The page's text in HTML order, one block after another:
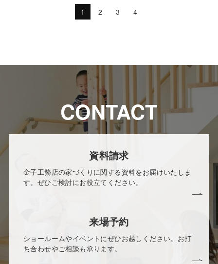
1 2 3 4
CONTACT
資料請求
金子工務店の家づくりに関する資料をお届けいたしま
す。ぜひご検討にお役立てください。
来場予約
ショールームやイベントにぜひお越しください。お打
ち合わせやご相談も承ります。